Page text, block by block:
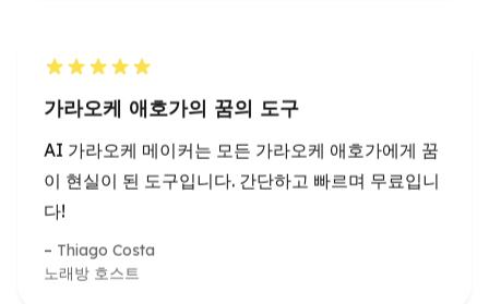
이 현실이 된 도구입니다. 간단하고 빠르며 무료입니
다!
Thiago Costa
노래방 호스트